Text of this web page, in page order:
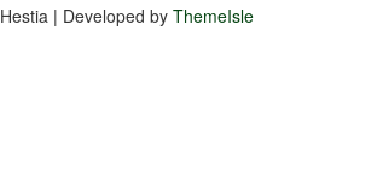
Hestia | Developed by ThemeIsle